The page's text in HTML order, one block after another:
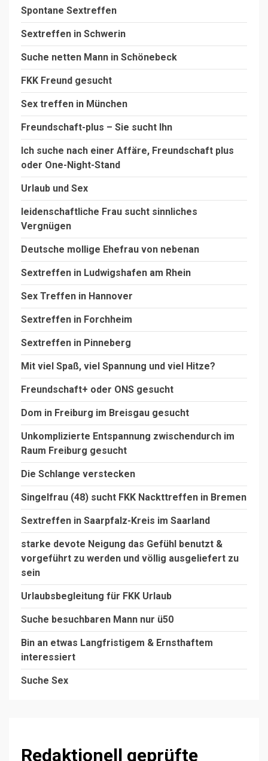
Spontane Sextreffen
Sextreffen in Schwerin
Suche netten Mann in Schönebeck
FKK Freund gesucht
Sex treffen in München
Freundschaft-plus – Sie sucht Ihn
Ich suche nach einer Affäre, Freundschaft plus
oder One-Night-Stand
Urlaub und Sex
leidenschaftliche Frau sucht sinnliches
Vergnügen
Deutsche mollige Ehefrau von nebenan
Sextreffen in Ludwigshafen am Rhein
Sex Treffen in Hannover
Sextreffen in Forchheim
Sextreffen in Pinneberg
Mit viel Spaß, viel Spannung und viel Hitze?
Freundschaft+ oder ONS gesucht
Dom in Freiburg im Breisgau gesucht
Unkomplizierte Entspannung zwischendurch im
Raum Freiburg gesucht
Die Schlange verstecken
Singelfrau (48) sucht FKK Nackttreffen in Bremen
Sextreffen in Saarpfalz-Kreis im Saarland
starke devote Neigung das Gefühl benutzt &
vorgeführt zu werden und völlig ausgeliefert zu
sein
Urlaubsbegleitung für FKK Urlaub
Suche besuchbaren Mann nur ü50
Bin an etwas Langfristigem & Ernsthaftem
interessiert
Suche Sex
Redaktionell geprüfte